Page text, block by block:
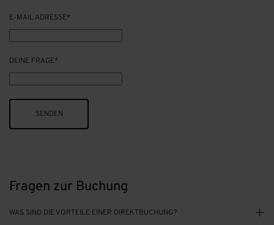
E-MAIL ADRESSE*
DEINE FRAGE*
Fragen zur Buchung
WAS SIND DIE VORTEILE EINER DIREKTBUCHUNG?